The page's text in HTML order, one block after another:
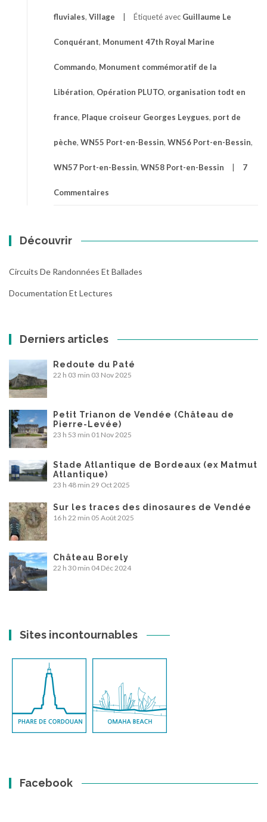
fluviales, Village Étiqueté avec Guillaume Le
Conquérant, Monument 47th Royal Marine
Commando, Monument commémoratif de la
Libération, Opération PLUTO, organisation todt en
france, Plaque croiseur Georges Leygues, port de
pèche, WN55 Port-en-Bessin, WN56 Port-en-Bessin,
WN57 Port-en-Bessin, WN58 Port-en-Bessin 7
Commentaires
Découvrir
Circuits De Randonnées Et Ballades
Documentation Et Lectures
Derniers articles
Redoute du Paté
22 h 03 min 03 Nov 2025
Petit Trianon de Vendée (Château de
Pierre-Levée)
23 h 53 min 01 Nov 2025
Stade Atlantique de Bordeaux (ex Matmut
Atlantique)
23 h 48 min 29 Oct 2025
Sur les traces des dinosaures de Vendée
16 h 22 min 05 Août 2025
Château Borely
22 h 30 min 04 Déc 2024
Sites incontournables
Facebook